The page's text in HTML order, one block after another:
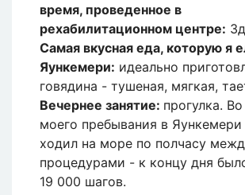
время, проведенное в
рехабилитационном центре:
Самая вкусная еда, которую я
Яункемери: идеально
говядина - тушеная, мягкая,
Вечернее занятие: прогулка.
моего пребывания в
ходил на море по полчасу
процедурами - к концу дня
19 000 шагов.